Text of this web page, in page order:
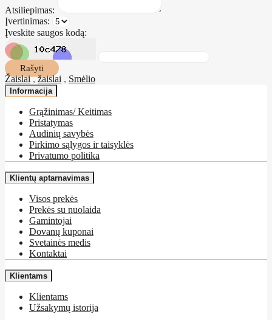
Atsiliepimas:
Įvertinimas:
Įveskite saugos kodą:
Rašyti
Žaislai,žaislai , Smėlio
Informacija
Grąžinimas/ Keitimas
Pristatymas
Audinių savybės
Pirkimo sąlygos ir taisyklės
Privatumo politika
Klientų aptarnavimas
Visos prekės
Prekės su nuolaida
Gamintojai
Dovanų kuponai
Svetainės medis
Kontaktai
Klientams
Klientams
Užsakymų istorija